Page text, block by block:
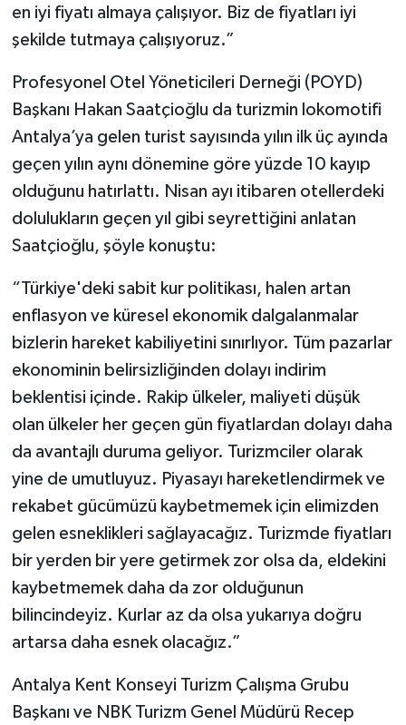
en iyi fiyatı almaya çalışıyor. Biz de fiyatları iyi
şekilde tutmaya çalışıyoruz.”
Profesyonel Otel Yöneticileri Derneği (POYD)
Başkanı Hakan Saatçioğlu da turizmin lokomotifi
Antalya’ya gelen turist sayısında yılın ilk üç ayında
geçen yılın aynı dönemine göre yüzde 10 kayıp
olduğunu hatırlattı. Nisan ayı itibaren otellerdeki
dolulukların geçen yıl gibi seyrettiğini anlatan
Saatçioğlu, şöyle konuştu:
“Türkiye'deki sabit kur politikası, halen artan
enflasyon ve küresel ekonomik dalgalanmalar
bizlerin hareket kabiliyetini sınırlıyor. Tüm pazarlar
ekonominin belirsizliğinden dolayı indirim
beklentisi içinde. Rakip ülkeler, maliyeti düşük
olan ülkeler her geçen gün fiyatlardan dolayı daha
da avantajlı duruma geliyor. Turizmciler olarak
yine de umutluyuz. Piyasayı hareketlendirmek ve
rekabet gücümüzü kaybetmemek için elimizden
gelen esneklikleri sağlayacağız. Turizmde fiyatları
bir yerden bir yere getirmek zor olsa da, eldekini
kaybetmemek daha da zor olduğunun
bilincindeyiz. Kurlar az da olsa yukarıya doğru
artarsa daha esnek olacağız.”
Antalya Kent Konseyi Turizm Çalışma Grubu
Başkanı ve NBK Turizm Genel Müdürü Recep